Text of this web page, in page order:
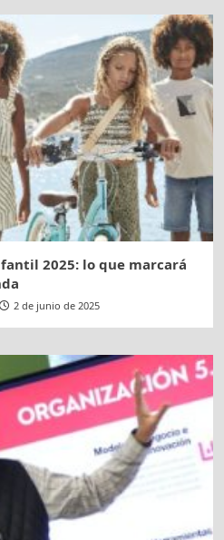
2025: lo que marcará
2 de junio de 2025